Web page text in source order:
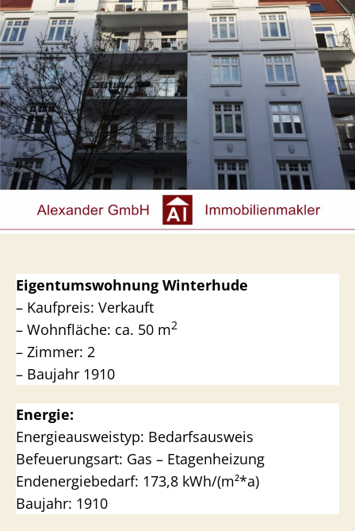
Eigentumswohnung Winterhude
– Kaufpreis: Verkauft
– Wohnfläche: ca. 50 m2
– Zimmer: 2
– Baujahr 1910
Energie:
Energieausweistyp: Bedarfsausweis
Befeuerungsart: Gas – Etagenheizung
Endenergiebedarf: 173,8 kWh/(m²*a)
Baujahr: 1910